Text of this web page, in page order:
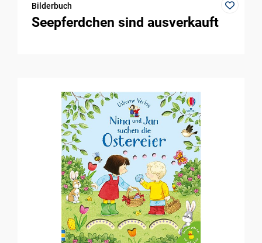
Bilderbuch
Seepferdchen sind ausverkauft